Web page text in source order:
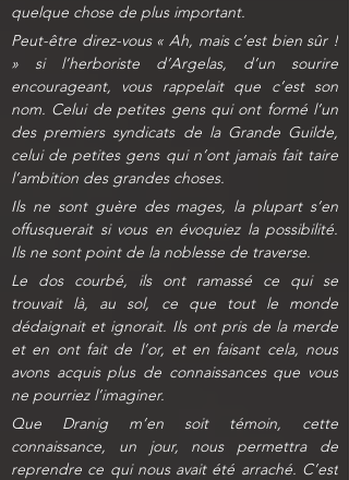
quelque chose de plus important.
Peut-être direz-vous « Ah, mais c’est bien sûr !
» si l’herboriste d’Argelas, d’un sourire
encourageant, vous rappelait que c’est son
nom. Celui de petites gens qui ont formé l’un
des premiers syndicats de la Grande Guilde,
celui de petites gens qui n’ont jamais fait taire
l’ambition des grandes choses.
Ils ne sont guère des mages, la plupart s’en
offusquerait si vous en évoquiez la possibilité.
Ils ne sont point de la noblesse de traverse.
Le dos courbé, ils ont ramassé ce qui se
trouvait là, au sol, ce que tout le monde
dédaignait et ignorait. Ils ont pris de la merde
et en ont fait de l’or, et en faisant cela, nous
avons acquis plus de connaissances que vous
ne pourriez l’imaginer.
Que Dranig m’en soit témoin, cette
connaissance, un jour, nous permettra de
reprendre ce qui nous avait été arraché. C’est